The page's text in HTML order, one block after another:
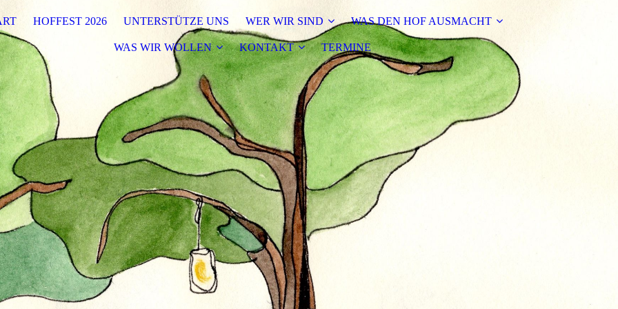
HOFFEST 2026 UNTERSTÜTZE UNS WER WIR SIND WAS DEN HOF AUSMACHT
WAS WIR WOLLEN KONTAKT TERMINE